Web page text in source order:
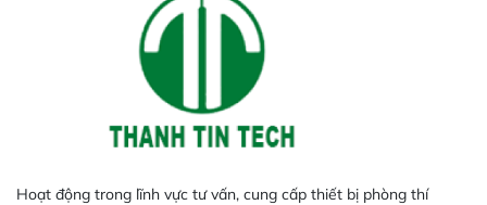
Hoạt động trong lĩnh vực tư vấn, cung cấp thiết bị phòng thí